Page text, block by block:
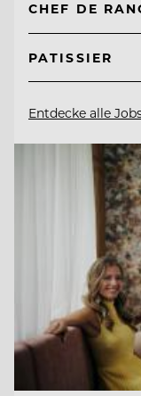
CHEF DE
PATISSIER
Entdecke alle